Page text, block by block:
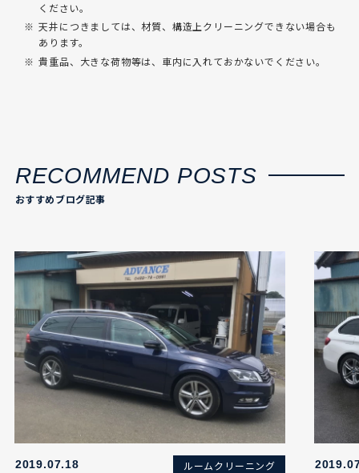
ください。
天井につきましては、材質、構造上クリーニングできない場合も
あります。
貴重品、大きな荷物等は、車内に入れておかないでください。
おすすめブログ記事
RECOMMEND POSTS
2019.07.18 ルームクリーニング